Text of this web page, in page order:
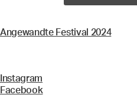
Angewandte Festival 2024
Instagram
Facebook